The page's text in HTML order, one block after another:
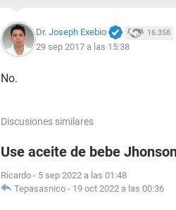
Dr. Joseph Exebio 16.358
29 sep 2017 a las 15:38
No.
Discusiones similares
Use aceite de bebe
Ricardo - 5 sep 2022 a las 01:48
Tepasasnico - 19 oct 2022 a las 00:36